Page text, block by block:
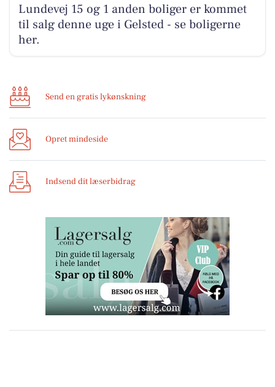
Lundevej 15 og 1 anden boliger er kommet
til salg denne uge i Gelsted - se boligerne
her.
Send en gratis lykønskning
Opret mindeside
Indsend dit læserbidrag